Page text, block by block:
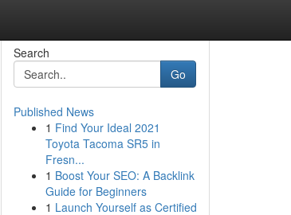
Search
Go
Published News
1 Find Your Ideal 2021
Toyota Tacoma SR5 in
Fresn...
1 Boost Your SEO: A Backlink
Guide for Beginners
1 Launch Yourself as Certified